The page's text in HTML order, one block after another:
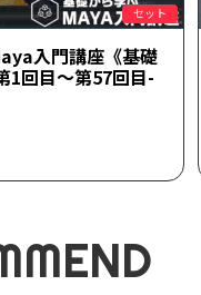
セット
入門講座《基礎
1回目～第57回目-